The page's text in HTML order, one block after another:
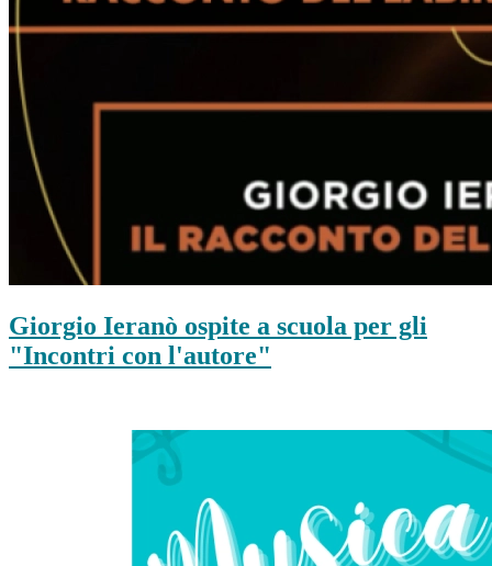
Giorgio Ieranò ospite a scuola per gli
"Incontri con l'autore"